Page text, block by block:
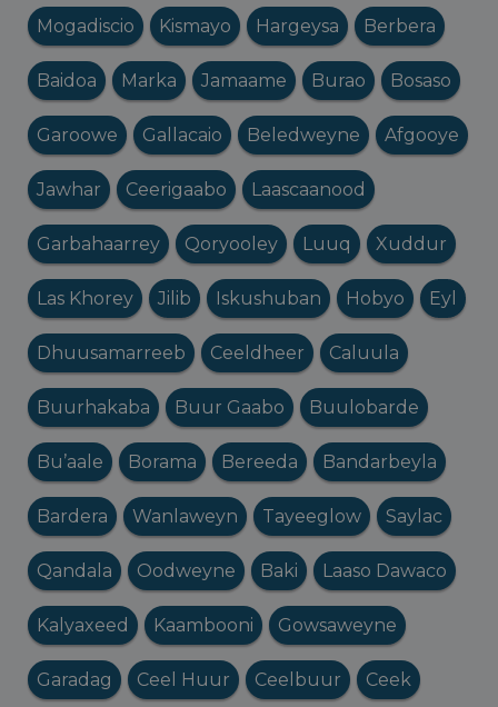
Mogadiscio Kismayo Hargeysa Berbera
Baidoa Marka Jamaame Burao Bosaso
Garoowe Gallacaio Beledweyne Afgooye
Jawhar Ceerigaabo Laascaanood
Garbahaarrey Qoryooley Luuq Xuddur
Las Khorey Jilib Iskushuban Hobyo Eyl
Dhuusamarreeb Ceeldheer Caluula
Buurhakaba Buur Gaabo Buulobarde
Bu’aale Borama Bereeda Bandarbeyla
Bardera Wanlaweyn Tayeeglow Saylac
Qandala Oodweyne Baki Laaso Dawaco
Kalyaxeed Kaambooni Gowsaweyne
Garadag Ceel Huur Ceelbuur Ceek